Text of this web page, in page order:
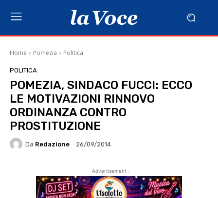
Home Pomezia Politica
POLITICA
POMEZIA, SINDACO FUCCI: ECCO
LE MOTIVAZIONI RINNOVO
ORDINANZA CONTRO
PROSTITUZIONE
Da Redazione 26/09/2014
- Advertisement -